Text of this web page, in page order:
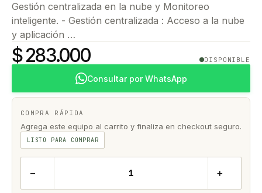
Gestión centralizada en la nube y Monitoreo
inteligente. - Gestión centralizada : Acceso a la nube
y aplicación …
$ 283.000 DISPONIBLE
Consultar por WhatsApp
COMPRA RÁPIDA
Agrega este equipo al carrito y finaliza en checkout seguro.
LISTO PARA COMPRAR
− +